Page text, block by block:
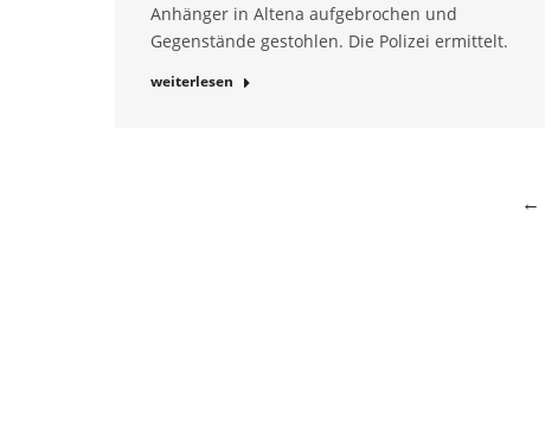
Anhänger in Altena aufgebrochen und
Gegenstände gestohlen. Die Polizei ermittelt.
weiterlesen
←